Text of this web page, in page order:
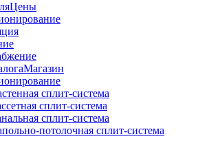
Цены
Магазин
сплит-система
сплит-система
сплит-система
потолочная сплит-система